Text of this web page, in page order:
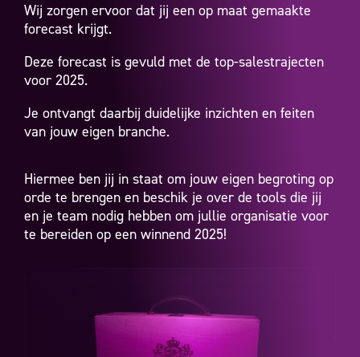
Wij zorgen ervoor dat jij een op maat gemaakte
forecast krijgt.
Deze forecast is gevuld met de top-salestrajecten
voor 2025.
Je ontvangt daarbij duidelijke inzichten en feiten
van jouw eigen branche.
Hiermee ben jij in staat om jouw eigen begroting op
orde te brengen en beschik je over de tools die jij
en je team nodig hebben om jullie organisatie voor
te bereiden op een winnend 2025!